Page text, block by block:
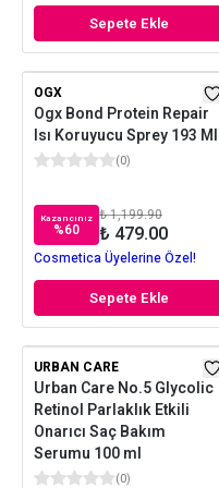
Sepete Ekle
OGX
Ogx Bond Protein Repair
Isı Koruyucu Sprey 193 Ml
(0)
Kazancınız
%60
₺ 1,199.90
₺ 479.00
Cosmetica Üyelerine Özel!
Sepete Ekle
URBAN CARE
Urban Care No.5 Glycolic
Retinol Parlaklık Etkili
Onarıcı Saç Bakım
Serumu 100 ml
(0)